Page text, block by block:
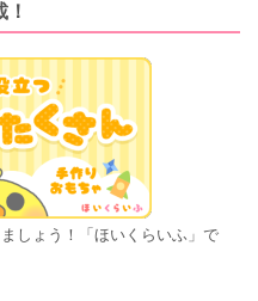
しょう！「ほいくらいふ」で